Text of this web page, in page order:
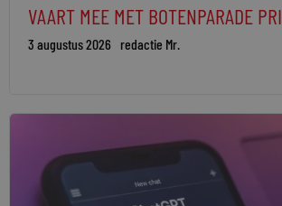
VAART MEE MET BOTENPARADE
3 augustus 2026 redactie Mr.